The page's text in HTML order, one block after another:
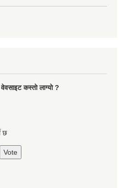
वेवसाइट कस्ताे लाग्याे ?
छ